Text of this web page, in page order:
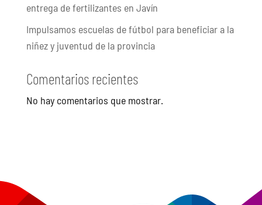
entrega de fertilizantes en Javín
Impulsamos escuelas de fútbol para beneficiar a la
niñez y juventud de la provincia
Comentarios recientes
No hay comentarios que mostrar.